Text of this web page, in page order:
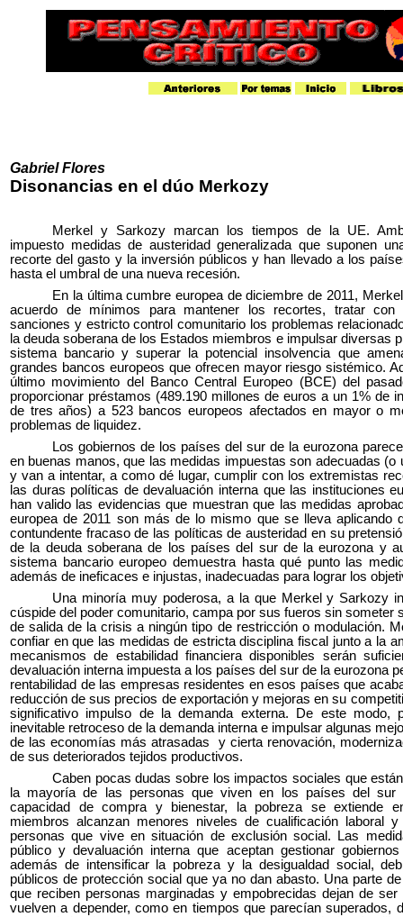
Gabriel Flores
Disonancias en el dúo Merkozy
Merkel y Sarkozy marcan los tiempos de la UE.
impuesto medidas de austeridad generalizada que suponen
recorte del gasto y la inversión públicos y han llevado a los
hasta el umbral de una nueva recesión.
En la última cumbre europea de diciembre de 2011,
acuerdo de mínimos para mantener los recortes, tratar con
sanciones y estricto control comunitario los problemas
la deuda soberana de los Estados miembros e impulsar diversas
sistema bancario y superar la potencial insolvencia que
grandes bancos europeos que ofrecen mayor riesgo sistémico.
último movimiento del Banco Central Europeo (BCE) del
proporcionar préstamos (489.190 millones de euros a un 1% de
de tres años) a 523 bancos europeos afectados en mayor o
problemas de liquidez.
Los gobiernos de los países del sur de la eurozona
en buenas manos, que las medidas impuestas son adecuadas (o
y van a intentar, a como dé lugar, cumplir con los extremistas
las duras políticas de devaluación interna que las instituciones
han valido las evidencias que muestran que las medidas
europea de 2011 son más de lo mismo que se lleva aplicando
contundente fracaso de las políticas de austeridad en su
de la deuda soberana de los países del sur de la eurozona y
sistema bancario europeo demuestra hasta qué punto las
además de ineficaces e injustas, inadecuadas para lograr los
Una minoría muy poderosa, a la que Merkel y Sarkozy
cúspide del poder comunitario, campa por sus fueros sin someter
de salida de la crisis a ningún tipo de restricción o modulación.
confiar en que las medidas de estricta disciplina fiscal junto a la
mecanismos de estabilidad financiera disponibles serán
devaluación interna impuesta a los países del sur de la eurozona
rentabilidad de las empresas residentes en esos países que
reducción de sus precios de exportación y mejoras en su
significativo impulso de la demanda externa. De este modo,
inevitable retroceso de la demanda interna e impulsar algunas
de las economías más atrasadas y cierta renovación,
de sus deteriorados tejidos productivos.
Caben pocas dudas sobre los impactos sociales que
la mayoría de las personas que viven en los países del sur
capacidad de compra y bienestar, la pobreza se extiende
miembros alcanzan menores niveles de cualificación laboral
personas que vive en situación de exclusión social. Las
público y devaluación interna que aceptan gestionar
además de intensificar la pobreza y la desigualdad social,
públicos de protección social que ya no dan abasto. Una parte
que reciben personas marginadas y empobrecidas dejan de
vuelven a depender, como en tiempos que parecían superados,